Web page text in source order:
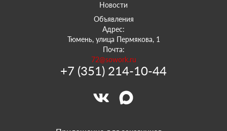
Новости
Объявления
Адрес:
Тюмень, улица Пермякова, 1
Почта:
72@sowork.ru
+7 (351) 214-10-44